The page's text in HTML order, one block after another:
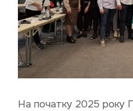
На початку 2025 року